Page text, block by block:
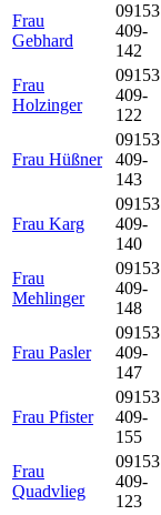
Frau
Gebhard
09153
409-
142
Frau
Holzinger
09153
409-
122
Frau Hüßner
09153
409-
143
Frau Karg
09153
409-
140
Frau
Mehlinger
09153
409-
148
Frau Pasler
09153
409-
147
Frau Pfister
09153
409-
155
Frau
Quadvlieg
09153
409-
123